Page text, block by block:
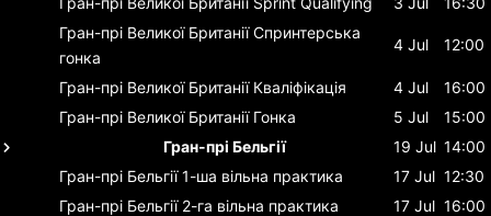
Гран-прі Великої Британії Спринтерська
гонка
4 Jul 12:00
Гран-прі Великої Британії Кваліфікація 4 Jul
16:00
Гран-прі Великої Британії Гонка 5 Jul
15:00
Гран-прі Бельгії
19 Jul 14:00
Гран-прі Бельгії 1-ша вільна практика 17 Jul 12:30
Гран-прі Бельгії 2-га вільна практика 17 Jul 16:00